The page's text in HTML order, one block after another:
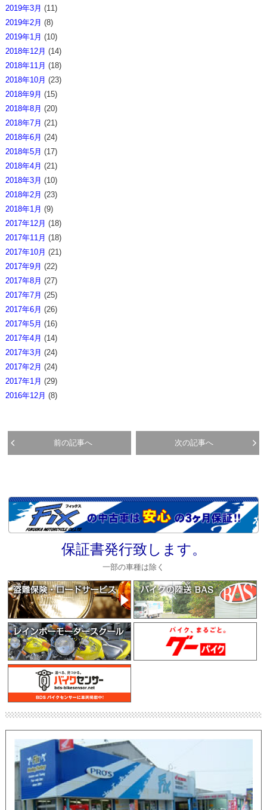
2019年3月 (11)
2019年2月 (8)
2019年1月 (10)
2018年12月 (14)
2018年11月 (18)
2018年10月 (23)
2018年9月 (15)
2018年8月 (20)
2018年7月 (21)
2018年6月 (24)
2018年5月 (17)
2018年4月 (21)
2018年3月 (10)
2018年2月 (23)
2018年1月 (9)
2017年12月 (18)
2017年11月 (18)
2017年10月 (21)
2017年9月 (22)
2017年8月 (27)
2017年7月 (25)
2017年6月 (26)
2017年5月 (16)
2017年4月 (14)
2017年3月 (24)
2017年2月 (24)
2017年1月 (29)
2016年12月 (8)
前の記事へ 次の記事へ
保証書発行致します。
一部の車種は除く